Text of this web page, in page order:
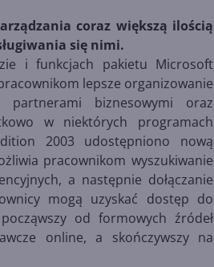
coraz większą ilością
się nimi.
i funkcjach pakietu Microsoft
lepsze organizowanie
biznesowymi oraz
w niektórych programach
2003 udostępniono nową
pracownikom wyszukiwanie
a następnie dołączanie
mogą uzyskać dostęp do
od formowych źródeł
online, a skończywszy na